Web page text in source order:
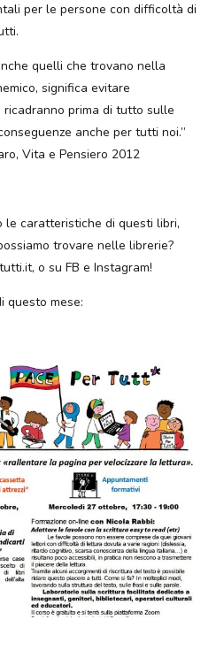
per le persone con difficoltà di
quelli che trovano nella
significa evitare
prima di tutto sulle
anche per tutti noi.”
Vita e Pensiero 2012
le caratteristiche di questi libri,
trovare nelle librerie?
o su FB e Instagram!
questo mese: